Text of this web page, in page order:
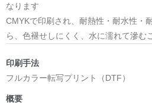
なります
CMYKで印刷され、耐熱性・耐水性・
ら、色褪せしにくく、水に濡れて滲む
印刷手法
フルカラー転写プリント（DTF）
概要